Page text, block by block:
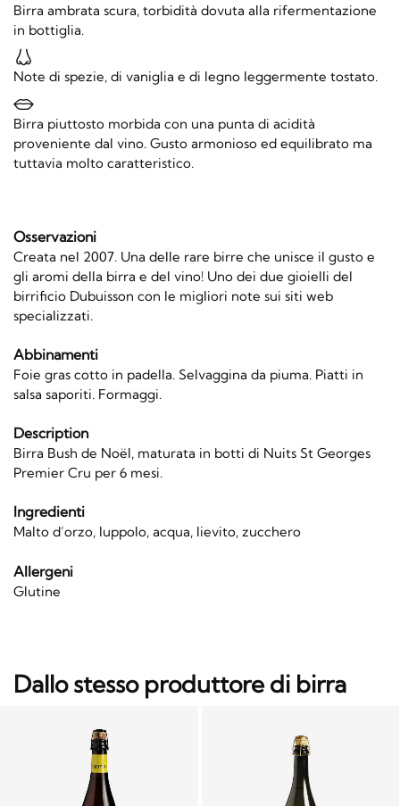
Birra ambrata scura, torbidità dovuta alla rifermentazione
in bottiglia.
Note di spezie, di vaniglia e di legno leggermente tostato.
Birra piuttosto morbida con una punta di acidità
proveniente dal vino. Gusto armonioso ed equilibrato ma
tuttavia molto caratteristico.
Osservazioni
Creata nel 2007. Una delle rare birre che unisce il gusto e
gli aromi della birra e del vino! Uno dei due gioielli del
birrificio Dubuisson con le migliori note sui siti web
specializzati.
Abbinamenti
Foie gras cotto in padella. Selvaggina da piuma. Piatti in
salsa saporiti. Formaggi.
Description
Birra Bush de Noël, maturata in botti di Nuits St Georges
Premier Cru per 6 mesi.
Ingredienti
Malto d’orzo, luppolo, acqua, lievito, zucchero
Allergeni
Glutine
Dallo stesso produttore di birra